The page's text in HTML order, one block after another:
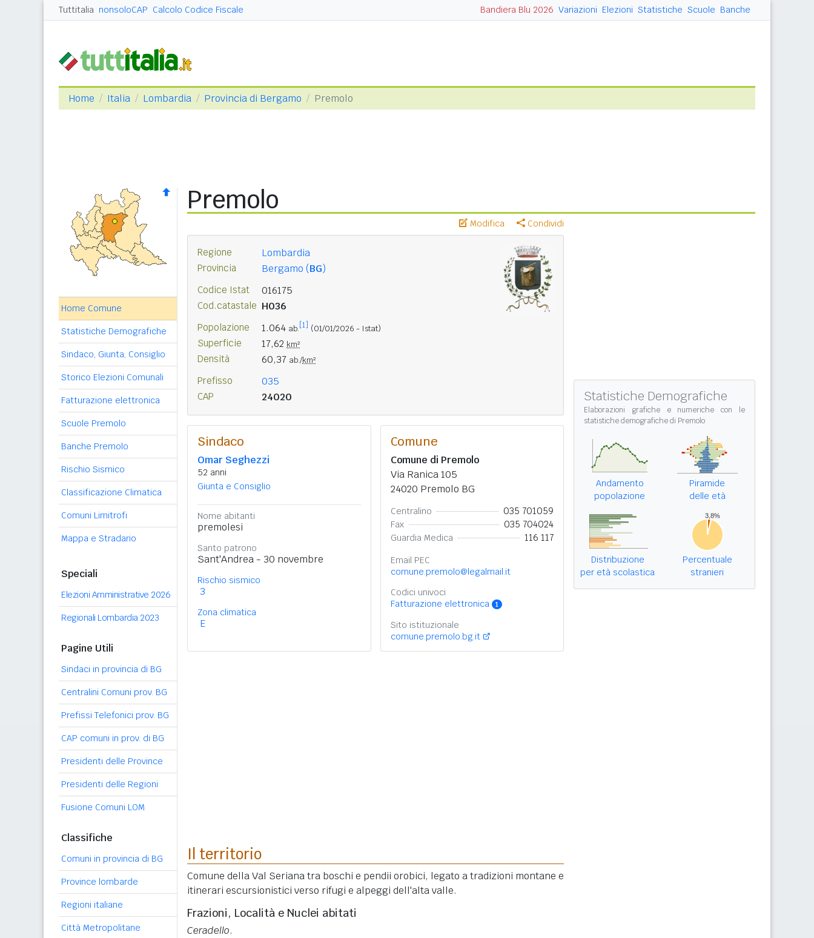
Tuttitalia nonsoloCAP Calcolo Codice Fiscale Bandiera Blu 2026 Variazioni Elezioni Statistiche Scuole Banche
Home Italia Lombardia Provincia di Bergamo Premolo
Home Comune
Statistiche Demografiche
Sindaco, Giunta, Consiglio
Storico Elezioni Comunali
Fatturazione elettronica
Scuole Premolo
Banche Premolo
Rischio Sismico
Classificazione Climatica
Comuni Limitrofi
Mappa e Stradario
Speciali
Elezioni Amministrative 2026
Regionali Lombardia 2023
Pagine Utili
Sindaci in provincia di BG
Centralini Comuni prov. BG
Prefissi Telefonici prov. BG
CAP comuni in prov. di BG
Presidenti delle Province
Presidenti delle Regioni
Fusione Comuni LOM
Classifiche
Comuni in provincia di BG
Province lombarde
Regioni italiane
Città Metropolitane
Premolo
Modifica Condividi
Regione Lombardia
Provincia Bergamo (BG)
Codice Istat 016175
Cod.catastale H036
Popolazione 1.064 ab. [1] (01/01/2026 - Istat)
Superficie 17,62 km²
Densità 60,37 ab./km²
Prefisso 035
CAP 24020
Sindaco
Omar Seghezzi
52 anni
Giunta e Consiglio
Nome abitanti
premolesi
Santo patrono
Sant'Andrea - 30 novembre
Rischio sismico
3
Zona climatica
E
Comune
Comune di Premolo
Via Ranica 105
24020 Premolo BG
Centralino 035 701059
Fax 035 704024
Guardia Medica 116 117
Email PEC
comune.premolo@legalmail.it
Codici univoci
Fatturazione elettronica
1
Sito istituzionale
comune.premolo.bg.it
Il territorio
Comune della Val Seriana tra boschi e pendii orobici, legato a tradizioni montane e
itinerari escursionistici verso rifugi e alpeggi dell'alta valle.
Frazioni, Località e Nuclei abitati
Ceradello.
Statistiche Demografiche
Elaborazioni grafiche e numeriche con le
statistiche demografiche di Premolo
Andamento
popolazione
Piramide
delle età
Distribuzione
per età scolastica
Percentuale
stranieri